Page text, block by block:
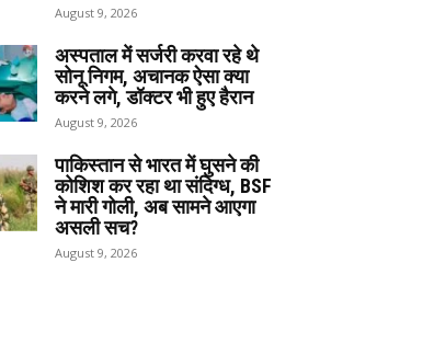
August 9, 2026
अस्पताल में सर्जरी करवा रहे थे
सोनू निगम, अचानक ऐसा क्या
करने लगे, डॉक्टर भी हुए हैरान
August 9, 2026
पाकिस्तान से भारत में घुसने की
कोशिश कर रहा था संदिग्ध, BSF
ने मारी गोली, अब सामने आएगा
असली सच?
August 9, 2026